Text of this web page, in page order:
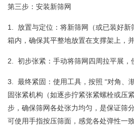
第三步：安装新筛网
1. 放置与定位：将新筛网（或已装好新
箱内，确保其平整地放置在支撑架上，
2. 初步张紧：手动将筛网四周拉平展，
3. 最终紧固：使用工具，按照 “对角、
固张紧机构（如逐步拧紧张紧螺栓或压
步，确保筛网各处张力均匀，是保证筛
可使用手指按压筛面，感觉各处弹性一致